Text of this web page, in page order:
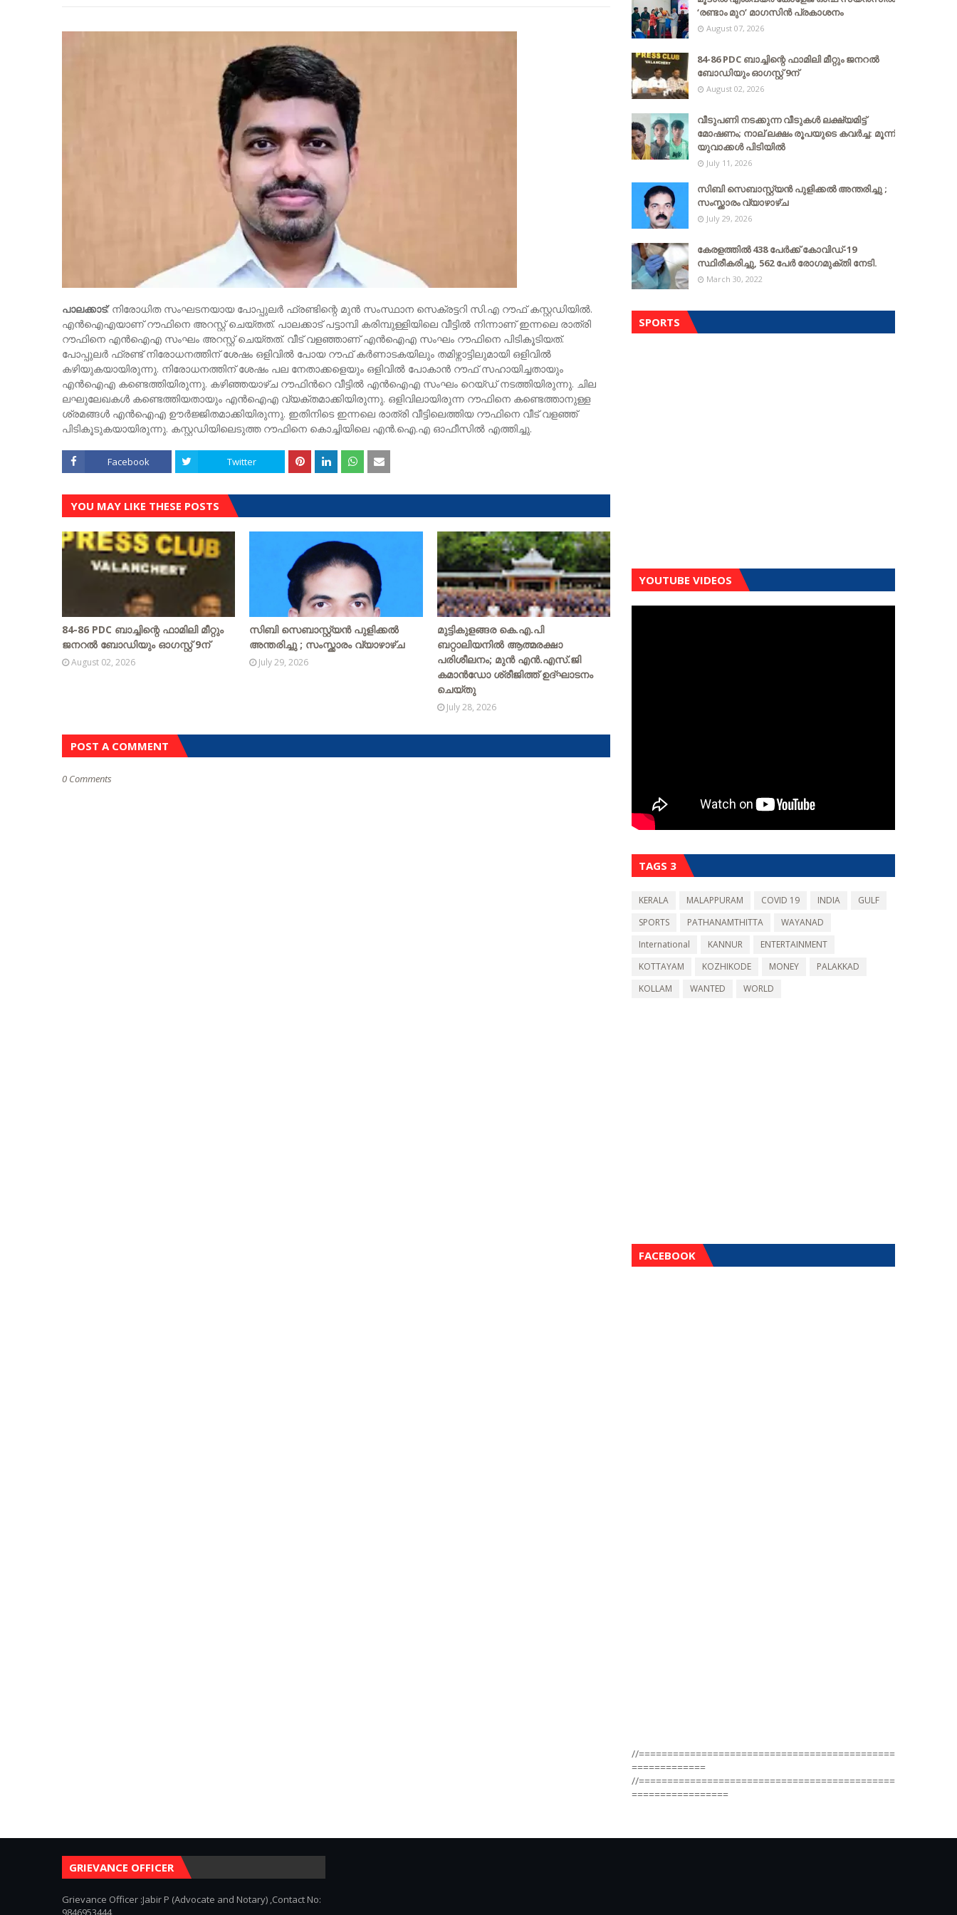
പാലക്കാട്: നിരോധിത സംഘടനയായ പോപ്പുലർ ഫ്രണ്ടിന്റെ മുൻ സംസ്ഥാന സെക്രട്ടറി സി.എ റൗഫ് കസ്റ്റഡിയിൽ.
എൻഐഎയാണ് റൗഫിനെ അറസ്റ്റ് ചെയ്തത്. പാലക്കാട് പട്ടാമ്പി കരിമ്പുള്ളിയിലെ വീട്ടിൽ നിന്നാണ് ഇന്നലെ രാത്രി
റൗഫിനെ എൻഐഎ സംഘം അറസ്റ്റ് ചെയ്തത്. വീട് വളഞ്ഞാണ് എൻഐഎ സംഘം റൗഫിനെ പിടികൂടിയത്.
പോപ്പുലർ ഫ്രണ്ട് നിരോധനത്തിന് ശേഷം ഒളിവിൽ പോയ റൗഫ് കർണാടകയിലും തമിഴ്നാട്ടിലുമായി ഒളിവിൽ
കഴിയുകയായിരുന്നു. നിരോധനത്തിന് ശേഷം പല നേതാക്കളെയും ഒളിവിൽ പോകാൻ റൗഫ് സഹായിച്ചതായും
എൻഐഎ കണ്ടെത്തിയിരുന്നു. കഴിഞ്ഞയാഴ്ച റൗഫിന്‍റെ വീട്ടിൽ എൻഐഎ സംഘം റെയ്ഡ് നടത്തിയിരുന്നു. ചില
ലഘുലേഖകൾ കണ്ടെത്തിയതായും എൻഐഎ വ്യക്തമാക്കിയിരുന്നു. ഒളിവിലായിരുന്ന റൗഫിനെ കണ്ടെത്താനുള്ള
ശ്രമങ്ങൾ എൻഐഎ ഊർജ്ജിതമാക്കിയിരുന്നു. ഇതിനിടെ ഇന്നലെ രാത്രി വീട്ടിലെത്തിയ റൗഫിനെ വീട് വളഞ്ഞ്
പിടികൂടുകയായിരുന്നു. കസ്റ്റഡിയിലെടുത്ത റൗഫിനെ കൊച്ചിയിലെ എൻ.ഐ.എ ഓഫീസിൽ എത്തിച്ചു.
Facebook Twitter
YOU MAY LIKE THESE POSTS
84-86 PDC ബാച്ചിന്റെ ഫാമിലി മീറ്റും
ജനറൽ ബോഡിയും ഓഗസ്റ്റ് 9ന്
August 02, 2026
സിബി സെബാസ്റ്റ്യന്‍ പുളിക്കല്‍
അന്തരിച്ചു ; സംസ്ക്കാരം വ്യാഴാഴ്ച
July 29, 2026
മുട്ടികുളങ്ങര കെ.എ.പി
ബറ്റാലിയനിൽ ആത്മരക്ഷാ
പരിശീലനം; മുൻ എൻ.എസ്.ജി
കമാൻഡോ ശ്രീജിത്ത് ഉദ്ഘാടനം
ചെയ്തു
July 28, 2026
POST A COMMENT
0 Comments
‘രണ്ടാം മുറ’ മാഗസിൻ പ്രകാശനം
August 07, 2026
84-86 PDC ബാച്ചിന്റെ ഫാമിലി മീറ്റും ജനറൽ
ബോഡിയും ഓഗസ്റ്റ് 9ന്
August 02, 2026
വീടുപണി നടക്കുന്ന വീടുകൾ ലക്ഷ്യമിട്ട്
മോഷണം; നാല് ലക്ഷം രൂപയുടെ കവർച്ച: മൂന്ന്
യുവാക്കൾ പിടിയിൽ
July 11, 2026
സിബി സെബാസ്റ്റ്യന്‍ പുളിക്കല്‍ അന്തരിച്ചു ;
സംസ്ക്കാരം വ്യാഴാഴ്ച
July 29, 2026
കേരളത്തില്‍ 438 പേര്‍ക്ക് കോവിഡ്-19
സ്ഥിരീകരിച്ചു, 562 പേര്‍ രോഗമുക്തി നേടി.
March 30, 2022
SPORTS
YOUTUBE VIDEOS
TAGS 3
KERALA MALAPPURAM COVID 19 INDIA
GULF
SPORTS
PATHANAMTHITTA
WAYANAD
International
KANNUR
ENTERTAINMENT
KOTTAYAM
KOZHIKODE MONEY
PALAKKAD
KOLLAM
WANTED WORLD
FACEBOOK
//=============================================
=============
//=============================================
=================
GRIEVANCE OFFICER
Grievance Officer :Jabir P (Advocate and Notary) ,Contact No:
9846953444